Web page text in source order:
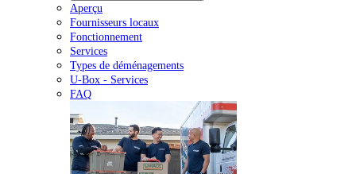
Aperçu
Fournisseurs locaux
Fonctionnement
Services
Types de déménagements
U-Box - Services
FAQ